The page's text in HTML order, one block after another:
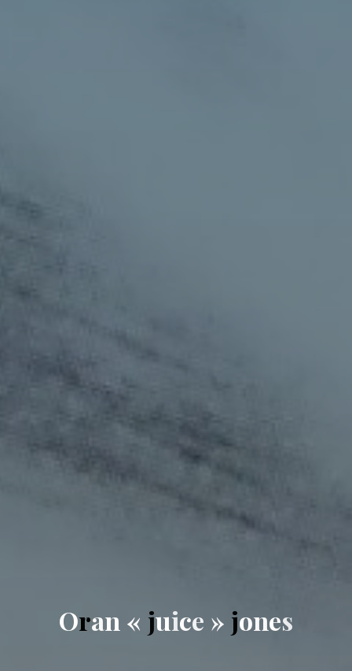
Oran « juice » jones